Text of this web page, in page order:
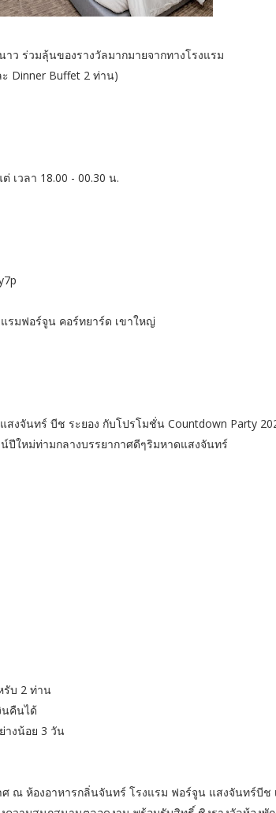
ว ร่วมลุ้นของรางวัลมากมายจากทางโรงแรม
Dinner Buffet 2 ท่าน)
เวลา 18.00 - 00.30 น.
รมฟอร์จูน คอร์ทยาร์ด เขาใหญ่
งจันทร์ บีช ระยอง กับโปรโมชั่น Countdown Party
ปีใหม่ท่ามกลางบรรยากาศดีๆริมหาดแสงจันทร์
รับ 2 ท่าน
นคืนได้
างน้อย 3 วัน
ณ ห้องอาหารกลิ่นจันทร์ โรงแรม ฟอร์จูน แสงจันทร์บีช